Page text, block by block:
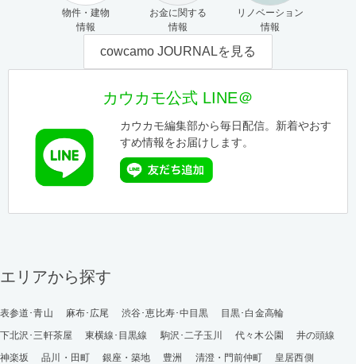
物件・建物
情報
お金に関する
情報
リノベーション
情報
cowcamo JOURNALを見る
カウカモ公式 LINE＠
カウカモ編集部から毎日配信。新着やおす
すめ情報をお届けします。
エリアから探す
表参道･青山 麻布･広尾 渋谷･恵比寿･中目黒
目黒･白金高輪
下北沢･三軒茶屋
東横線･目黒線 駒沢･二子玉川 代々木公園
井の頭線
神楽坂
品川・田町 銀座・築地 豊洲 清澄・門前仲町
皇居西側